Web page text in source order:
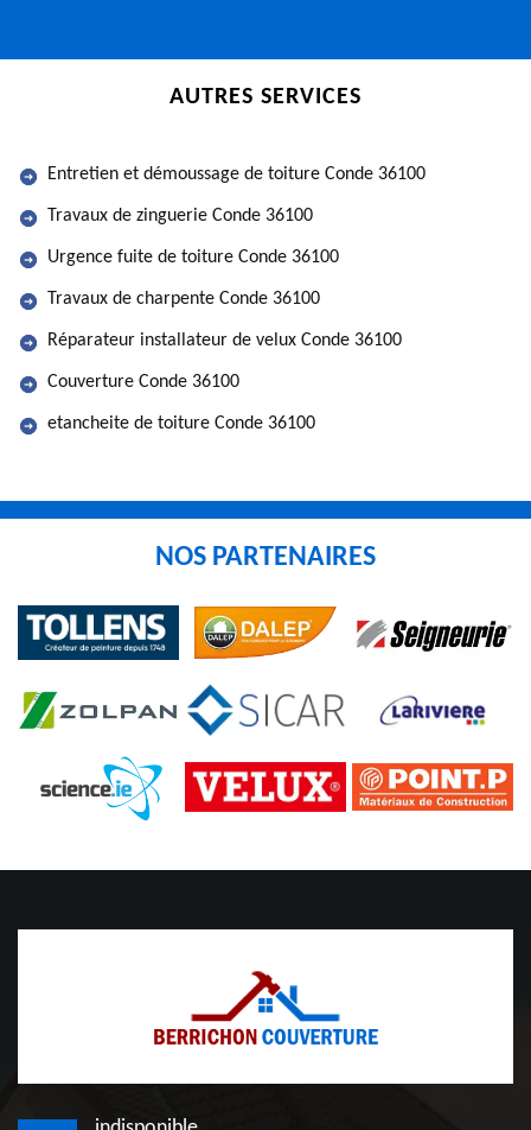
AUTRES SERVICES
Entretien et démoussage de toiture Conde 36100
Travaux de zinguerie Conde 36100
Urgence fuite de toiture Conde 36100
Travaux de charpente Conde 36100
Réparateur installateur de velux Conde 36100
Couverture Conde 36100
etancheite de toiture Conde 36100
NOS PARTENAIRES